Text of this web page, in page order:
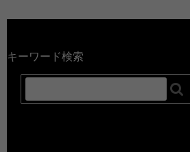
キーワード検索
